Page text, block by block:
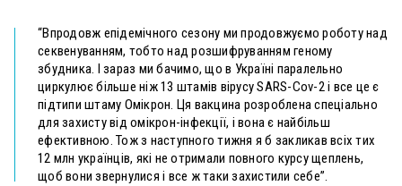
“Впродовж епідемічного сезону ми продовжуємо роботу над
секвенуванням, тобто над розшифруванням геному
збудника. І зараз ми бачимо, що в Україні паралельно
циркулює більше ніж 13 штамів вірусу SARS-Cov-2 і все це є
підтипи штаму Омікрон. Ця вакцина розроблена спеціально
для захисту від омікрон-інфекції, і вона є найбільш
ефективною. Тож з наступного тижня я б закликав всіх тих
12 млн українців, які не отримали повного курсу щеплень,
щоб вони звернулися і все ж таки захистили себе”.